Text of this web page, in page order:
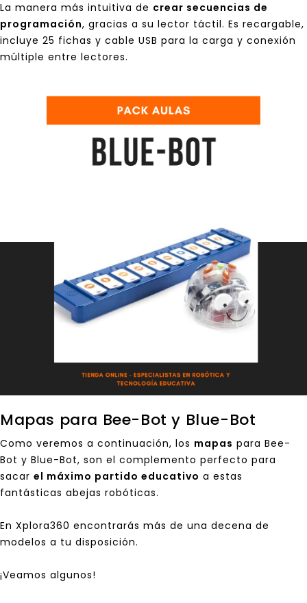
La manera más intuitiva de crear secuencias de
programación, gracias a su lector táctil. Es recargable,
incluye 25 fichas y cable USB para la carga y conexión
múltiple entre lectores.
Mapas para Bee-Bot y Blue-Bot
Como veremos a continuación, los mapas para Bee-
Bot y Blue-Bot, son el complemento perfecto para
sacar el máximo partido educativo a estas
fantásticas abejas robóticas.
En Xplora360 encontrarás más de una decena de
modelos a tu disposición.
¡Veamos algunos!